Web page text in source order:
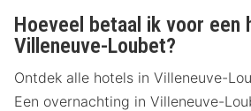
Hoeveel betaal ik voor een
Villeneuve-Loubet?
Ontdek alle hotels in Villeneuve-
Een overnachting in Villeneuve-